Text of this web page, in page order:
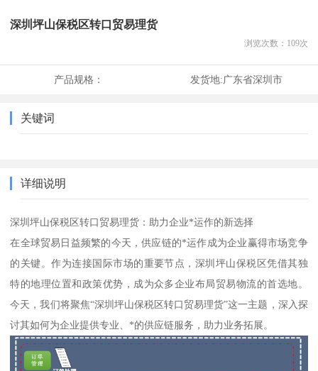
深圳坪山保税区转口贸易理货
浏览次数： 109次
产品规格： 发货地:广东省深圳市
关键词
详细说明
深圳坪山保税区转口贸易理货：助力企业*运作的新选择
在全球贸易日益频繁的今天，供应链的*运作成为企业赢得市场竞争
的关键。作为连接国际市场的重要节点，深圳坪山保税区凭借其独
特的地理位置和政策优势，成为众多企业布局贸易物流的首选地。
今天，我们将聚焦“深圳坪山保税区转口贸易理货”这一主题，深入探
讨其如何为企业提供专业、*的供应链服务，助力业务拓展。